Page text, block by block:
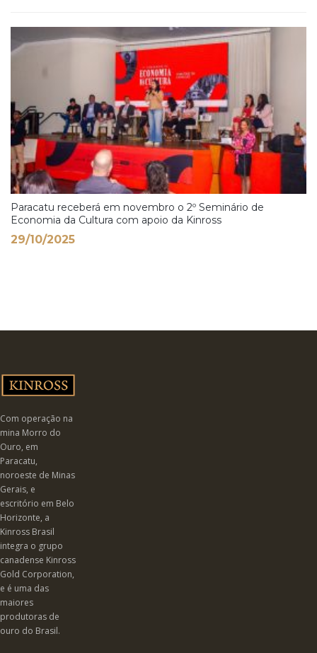
Paracatu receberá em novembro o 2º Seminário de
Economia da Cultura com apoio da Kinross
29/10/2025
Com operação na
mina Morro do
Ouro, em
Paracatu,
noroeste de Minas
Gerais, e
escritório em Belo
Horizonte, a
Kinross Brasil
integra o grupo
canadense Kinross
Gold Corporation,
e é uma das
maiores
produtoras de
ouro do Brasil.